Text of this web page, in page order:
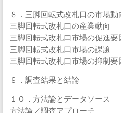
８．三脚回転式改札口の市場動
三脚回転式改札口の産業動向
三脚回転式改札口市場の促進要
三脚回転式改札口市場の課題
三脚回転式改札口市場の抑制要
９．調査結果と結論
１０．方法論とデータソース
方法論／調査アプローチ